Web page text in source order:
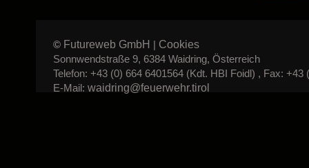
© Futureweb GmbH | Cookies
Sonnwendstraße 9, 6384 Waidring, Österreich
Telefon: +43 (0) 664 6401564 (Kdt. HBI Foidl) , Fax: +43
E-Mail: waidring@feuerwehr.tirol